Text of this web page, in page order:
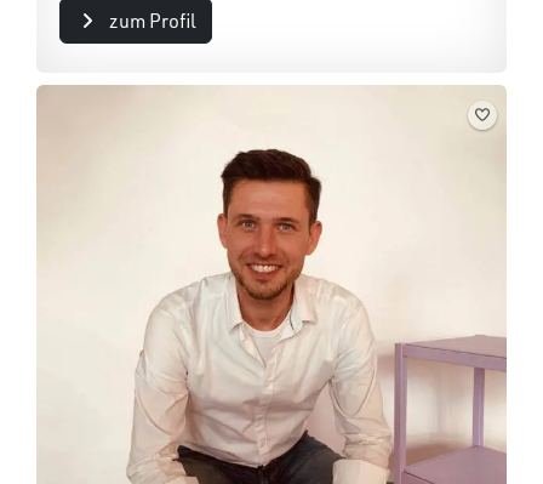
zum Profil